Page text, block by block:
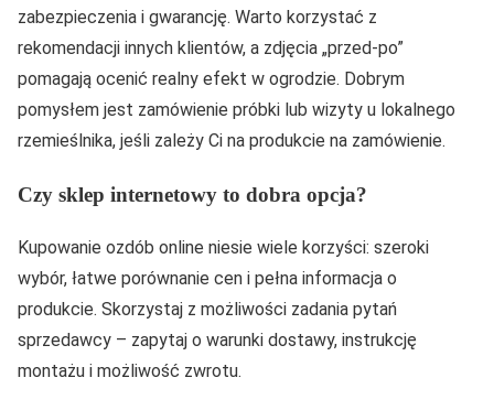
zabezpieczenia i gwarancję. Warto korzystać z
rekomendacji innych klientów, a zdjęcia „przed-po”
pomagają ocenić realny efekt w ogrodzie. Dobrym
pomysłem jest zamówienie próbki lub wizyty u lokalnego
rzemieślnika, jeśli zależy Ci na produkcie na zamówienie.
Czy sklep internetowy to dobra opcja?
Kupowanie ozdób online niesie wiele korzyści: szeroki
wybór, łatwe porównanie cen i pełna informacja o
produkcie. Skorzystaj z możliwości zadania pytań
sprzedawcy – zapytaj o warunki dostawy, instrukcję
montażu i możliwość zwrotu.